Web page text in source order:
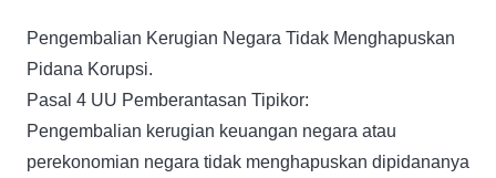
Pengembalian Kerugian Negara Tidak Menghapuskan
Pidana Korupsi.
Pasal 4 UU Pemberantasan Tipikor:
Pengembalian kerugian keuangan negara atau
perekonomian negara tidak menghapuskan dipidananya